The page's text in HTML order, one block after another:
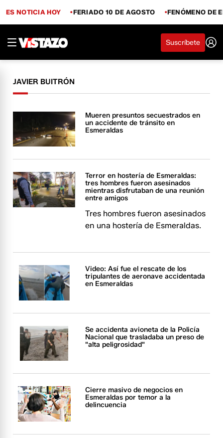
ES NOTICIA HOY FERIADO 10 DE AGOSTO FENÓMENO DE
Suscríbete
JAVIER BUITRÓN
Mueren presuntos secuestrados en
un accidente de tránsito en
Esmeraldas
Terror en hostería de Esmeraldas:
tres hombres fueron asesinados
mientras disfrutaban de una reunión
entre amigos
Tres hombres fueron asesinados
en una hostería de Esmeraldas.
Video: Así fue el rescate de los
tripulantes de aeronave accidentada
en Esmeraldas
Se accidenta avioneta de la Policía
Nacional que trasladaba un preso de
"alta peligrosidad"
Cierre masivo de negocios en
Esmeraldas por temor a la
delincuencia